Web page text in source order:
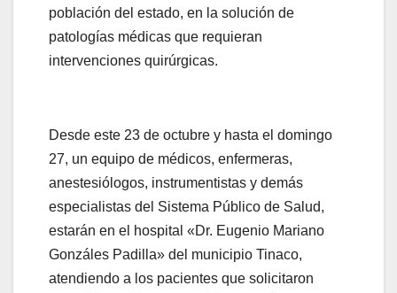
población del estado, en la solución de
patologías médicas que requieran
intervenciones quirúrgicas.
Desde este 23 de octubre y hasta el domingo
27, un equipo de médicos, enfermeras,
anestesiólogos, instrumentistas y demás
especialistas del Sistema Público de Salud,
estarán en el hospital «Dr. Eugenio Mariano
Gonzáles Padilla» del municipio Tinaco,
atendiendo a los pacientes que solicitaron